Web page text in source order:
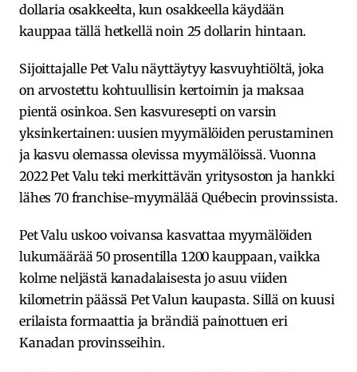
dollaria osakkeelta, kun osakkeella käydään
kauppaa tällä hetkellä noin 25 dollarin hintaan.
Sijoittajalle Pet Valu näyttäytyy kasvuyhtiöltä, joka
on arvostettu kohtuullisin kertoimin ja maksaa
pientä osinkoa. Sen kasvuresepti on varsin
yksinkertainen: uusien myymälöiden perustaminen
ja kasvu olemassa olevissa myymälöissä. Vuonna
2022 Pet Valu teki merkittävän yritysoston ja hankki
lähes 70 franchise-myymälää Québecin provinssista.
Pet Valu uskoo voivansa kasvattaa myymälöiden
lukumäärää 50 prosentilla 1200 kauppaan, vaikka
kolme neljästä kanadalaisesta jo asuu viiden
kilometrin päässä Pet Valun kaupasta. Sillä on kuusi
erilaista formaattia ja brändiä painottuen eri
Kanadan provinsseihin.